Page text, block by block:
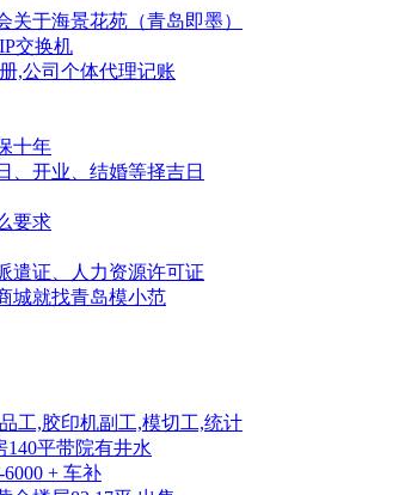
于海景花苑（青岛即墨）
交换机
,公司个体代理记账
十年
、开业、结婚等择吉日
要求
遣证、人力资源许可证
城就找青岛模小范
工,胶印机副工,模切工,统计
140平带院有井水
+ 车补